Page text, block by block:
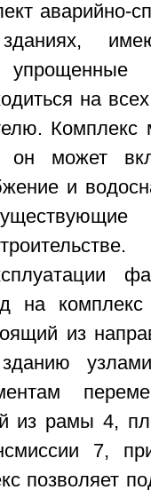
аварийно-
на
Комплекс
может
и
на
из
из рамы 4,
7,
позволяет